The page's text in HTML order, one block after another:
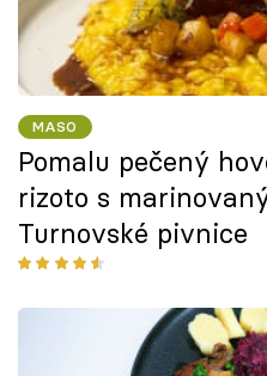
MASO
Pomalu pečený
rizoto s
Turnovské pivnice